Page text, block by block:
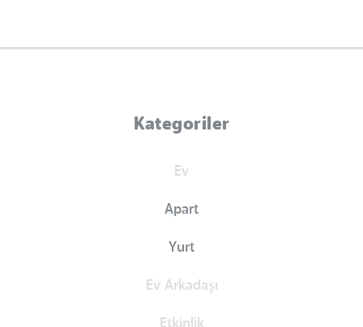
Kategoriler
Ev
Apart
Yurt
Ev Arkadaşı
Etkinlik